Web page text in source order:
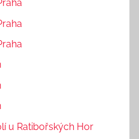
u Ratibořských Hor